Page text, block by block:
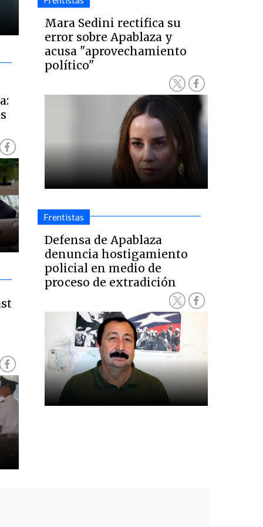
Mara Sedini rectifica su
error sobre Apablaza y
acusa "aprovechamiento
político"
Frentistas
Defensa de Apablaza
denuncia hostigamiento
policial en medio de
proceso de extradición